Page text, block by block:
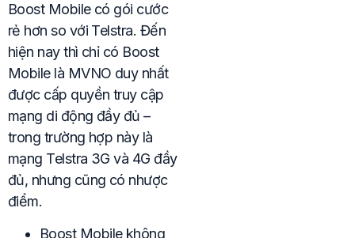
Boost Mobile có gói cước
rẻ hơn so với Telstra. Đến
hiện nay thì chỉ có Boost
Mobile là MVNO duy nhất
được cấp quyền truy cập
mạng di động đầy đủ –
trong trường hợp này là
mạng Telstra 3G và 4G đầy
đủ, nhưng cũng có nhược
điểm.
Boost Mobile không